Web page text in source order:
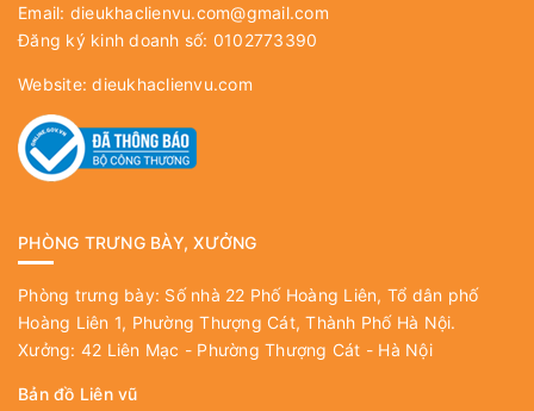
Email: dieukhaclienvu.com@gmail.com
Đăng ký kinh doanh số: 0102773390
Website:dieukhaclienvu.com
PHÒNG TRƯNG BÀY, XƯỞNG
Phòng trưng bày: Số nhà 22 Phố Hoàng Liên, Tổ dân phố
Hoàng Liên 1, Phường Thượng Cát, Thành Phố Hà Nội.
Xưởng: 42 Liên Mạc - Phường Thượng Cát - Hà Nội
Bản đồ Liên vũ